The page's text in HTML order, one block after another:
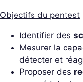
Objectifs du pentest
Identifier des
Mesurer la
détecter et
Proposer des